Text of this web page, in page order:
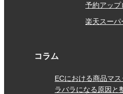
予約アッ
楽天スーパ
コラム
ECにおける商品マ
ラバラになる原因と